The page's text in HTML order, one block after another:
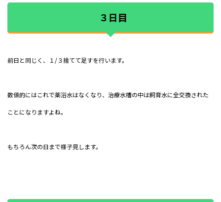
３日目
前日と同じく、１/３捨てて足すを行います。
数値的にはこれで薬浴水はなくなり、治療水槽の中は飼育水に全交換された
ことになりますよね。
もちろん次の日まで様子見します。